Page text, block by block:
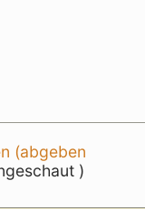
(abgeben
)